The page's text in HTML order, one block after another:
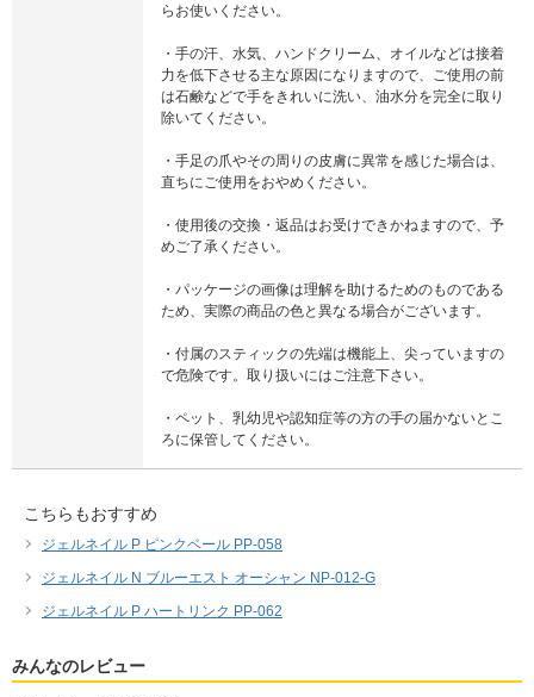
らお使いください。
・手の汗、水気、ハンドクリーム、オイルなどは接着
力を低下させる主な原因になりますので、ご使用の前
は石鹸などで手をきれいに洗い、油水分を完全に取り
除いてください。
・手足の爪やその周りの皮膚に異常を感じた場合は、
直ちにご使用をおやめください。
・使用後の交換・返品はお受けできかねますので、予
めご了承ください。
・パッケージの画像は理解を助けるためのものである
ため、実際の商品の色と異なる場合がございます。
・付属のスティックの先端は機能上、尖っていますの
で危険です。取り扱いにはご注意下さい。
・ペット、乳幼児や認知症等の方の手の届かないとこ
ろに保管してください。
こちらもおすすめ
ジェルネイル P ピンクベール PP-058
ジェルネイル N ブルーエスト オーシャン NP-012-G
ジェルネイル P ハートリンク PP-062
みんなのレビュー